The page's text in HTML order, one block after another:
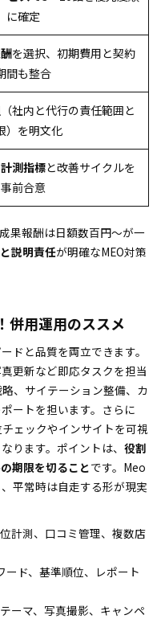
に確定
を選択、初期費用と契約
間も整合
（社内と代行の責任範囲と
）を明文化
測指標と改善サイクルを
事前合意
果報酬は日額数百円〜が一
説明責任が明確なMEO対策
併用運用のススメ
ドと品質を両立できます。
更新など即応タスクを担当
、サイテーション整備、カ
ートを担います。さらに
ェックやインサイトを可視
ります。ポイントは、 役割
期限を切ることです。Meo
平常時は自走する形が現実
位計測、口コミ管理、複数店
ード、基準順位、レポート
テーマ、写真撮影、キャンペ